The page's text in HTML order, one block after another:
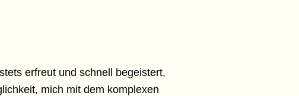
erfreut und schnell begeistert,
mich mit dem komplexen